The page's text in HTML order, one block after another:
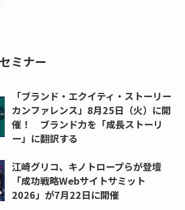
ミナー
「ブランド・エクイティ・ストーリー
カンファレンス」8月25日（火）に開
催！ ブランド力を「成長ストーリ
ー」に翻訳する
江崎グリコ、キノトロープらが登壇
「成功戦略Webサイトサミット
2026」が7月22日に開催